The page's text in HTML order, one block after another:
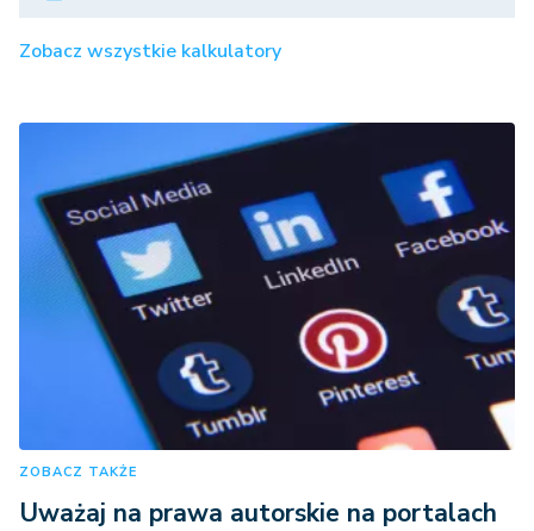
Zobacz wszystkie kalkulatory
ZOBACZ TAKŻE
Uważaj na prawa autorskie na portalach